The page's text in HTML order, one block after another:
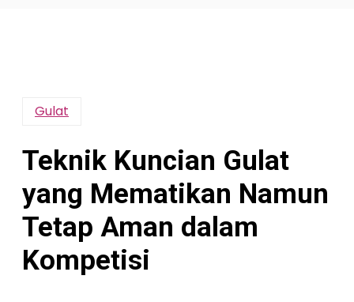
Gulat
Teknik Kuncian Gulat
yang Mematikan Namun
Tetap Aman dalam
Kompetisi